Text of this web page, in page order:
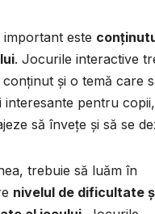
este
. Jocurile interactive
și o temă care
interesante pentru
să învețe și să se
trebuie să luăm în
nivelul de dificultate